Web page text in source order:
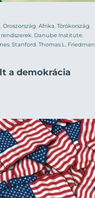
Oroszország Afrika Törökország
Danube Institute
Stanford Thomas L. Friedman
a demokrácia